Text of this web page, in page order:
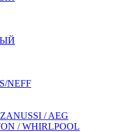
NEFF
/ AEG
/ WHIRLPOOL